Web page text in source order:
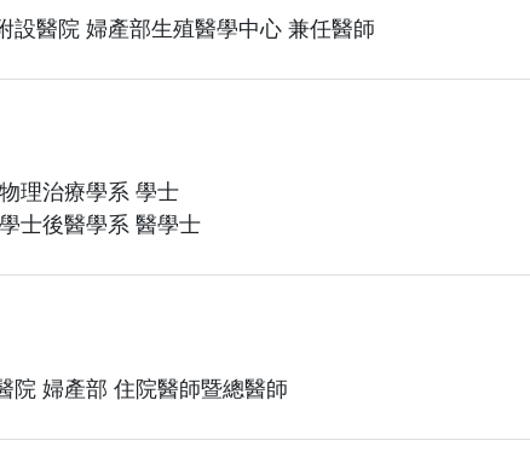
設醫院 婦產部生殖醫學中心 兼任醫師
理治療學系 學士
士後醫學系 醫學士
院 婦產部 住院醫師暨總醫師